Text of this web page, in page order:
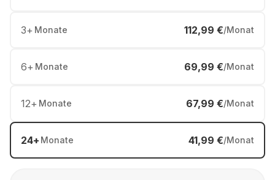
3+ Monate 112,99 €/Monat
6+ Monate 69,99 €/Monat
12+ Monate 67,99 €/Monat
24+ Monate 41,99 €/Monat